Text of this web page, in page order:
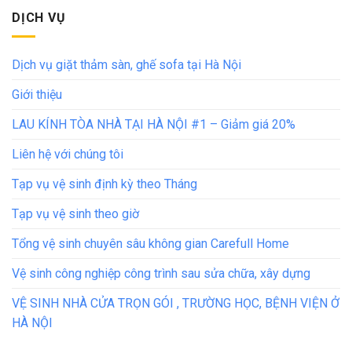
DỊCH VỤ
Dịch vụ giặt thảm sàn, ghế sofa tại Hà Nội
Giới thiệu
LAU KÍNH TÒA NHÀ TẠI HÀ NỘI #1 – Giảm giá 20%
Liên hệ với chúng tôi
Tạp vụ vệ sinh định kỳ theo Tháng
Tạp vụ vệ sinh theo giờ
Tổng vệ sinh chuyên sâu không gian Carefull Home
Vệ sinh công nghiệp công trình sau sửa chữa, xây dựng
VỆ SINH NHÀ CỬA TRỌN GÓI , TRƯỜNG HỌC, BỆNH VIỆN Ở
HÀ NỘI